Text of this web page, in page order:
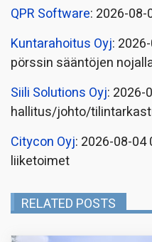
QPR Software: 2026-
Kuntarahoitus Oyj:
pörssin sääntöjen
Siili Solutions Oyj: 2026-
hallitus/johto/
Citycon Oyj: 2026-08-04
liiketoimet
RELATED POSTS